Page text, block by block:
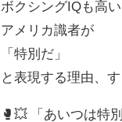
ボクシングIQも高い
アメリカ識者が
「特別だ」
と表現する理由、
🥊💥 「あいつは特